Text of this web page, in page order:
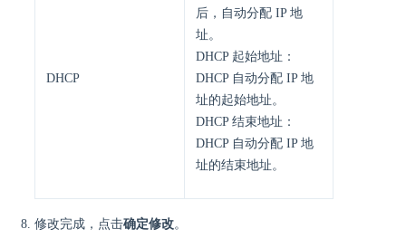
DHCP
后，自动分配 IP 地
址。
DHCP 起始地址：
DHCP 自动分配 IP 地
址的起始地址。
DHCP 结束地址：
DHCP 自动分配 IP 地
址的结束地址。
修改完成，点击确定修改。